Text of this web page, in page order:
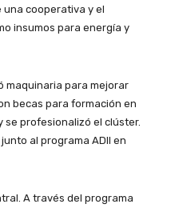
una cooperativa y el
insumos para energía y
maquinaria para mejorar
becas para formación en
se profesionalizó el clúster.
al programa ADII en
A través del programa